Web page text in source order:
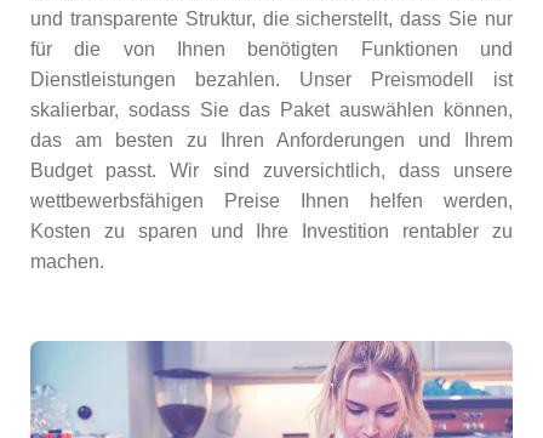
und transparente Struktur, die sicherstellt, dass Sie nur
für die von Ihnen benötigten Funktionen und
Dienstleistungen bezahlen. Unser Preismodell ist
skalierbar, sodass Sie das Paket auswählen können,
das am besten zu Ihren Anforderungen und Ihrem
Budget passt. Wir sind zuversichtlich, dass unsere
wettbewerbsfähigen Preise Ihnen helfen werden,
Kosten zu sparen und Ihre Investition rentabler zu
machen.